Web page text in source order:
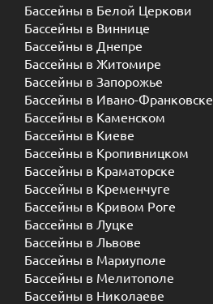
Бассейны в Белой Церкови
Бассейны в Виннице
Бассейны в Днепре
Бассейны в Житомире
Бассейны в Запорожье
Бассейны в Ивано-Франковске
Бассейны в Каменском
Бассейны в Киеве
Бассейны в Кропивницком
Бассейны в Краматорске
Бассейны в Кременчуге
Бассейны в Кривом Роге
Бассейны в Луцке
Бассейны в Львове
Бассейны в Мариуполе
Бассейны в Мелитополе
Бассейны в Николаеве